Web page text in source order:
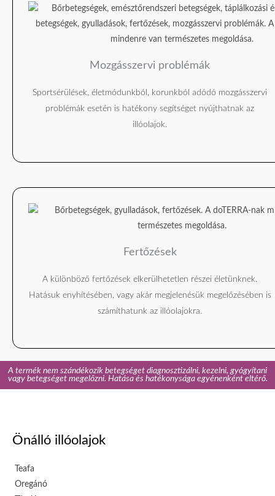
Mozgásszervi problémák
Sportsérülések, életmódunkból, korunkból adódó mozgásszervi
problémák esetén is hatékony segítséget nyújthatnak az
illóolajok.
Fertőzések
A különböző fertőzések elkerülhetetlen részei életünknek.
Hatásuk enyhítésében, vagy akár megjelenésük megelőzésében is
számíthatunk az illóolajokra.
A termék nem szándékozik betegséget diagnosztizálni, kezelni, gyógyítani
vagy betegséget megelőzni. Hatása és hatékonysága egyénenként eltérő.
Önálló illóolajok
Teafa
Oregánó